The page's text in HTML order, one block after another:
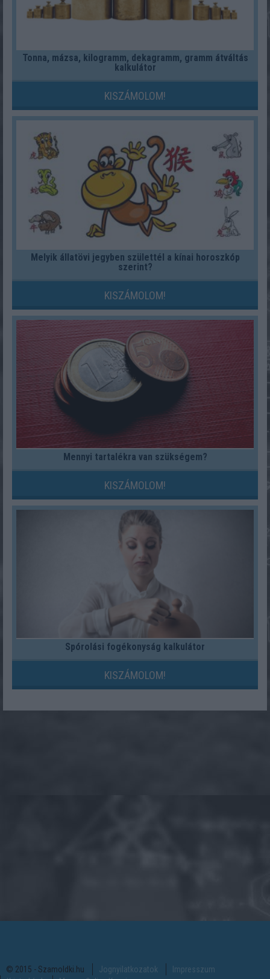
Tonna, mázsa, kilogramm, dekagramm, gramm átváltás
kalkulátor
KISZÁMOLOM!
Melyik állatövi jegyben születtél a kínai horoszkóp
szerint?
KISZÁMOLOM!
Mennyi tartalékra van szükségem?
KISZÁMOLOM!
Spórolási fogékonyság kalkulátor
KISZÁMOLOM!
© 2015 - Szamoldki.hu Jognyilatkozatok
Impresszum